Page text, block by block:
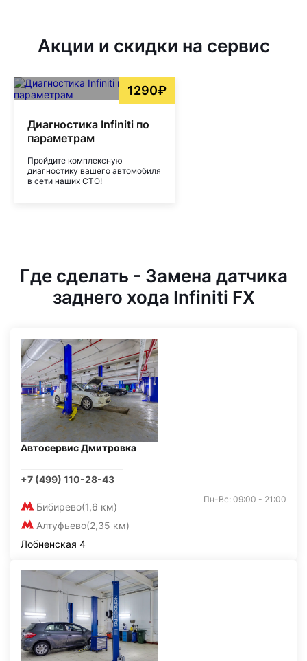
Акции и скидки на сервис
1290₽
Диагностика Infiniti по
параметрам
Пройдите комплексную
диагностику вашего автомобиля
в сети наших СТО!
Где сделать - Замена датчика
заднего хода Infiniti FX
Автосервис Дмитровка
+7 (499) 110-28-43
Бибирево(1,6 км)
Алтуфьево(2,35 км)
Пн-Вс: 09:00 - 21:00
Лобненская 4